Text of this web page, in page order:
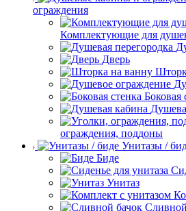
ограждения
Комплектующие для
Дверь
Боковая
ограждения, поддоны
Унитазы /
Биде
Унитаз